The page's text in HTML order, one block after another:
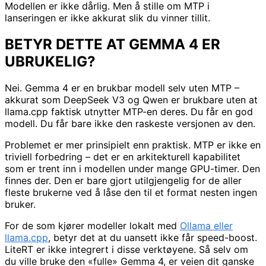
Modellen er ikke dårlig. Men å stille om MTP i
lanseringen er ikke akkurat slik du vinner tillit.
BETYR DETTE AT GEMMA 4 ER
UBRUKELIG?
Nei. Gemma 4 er en brukbar modell selv uten MTP –
akkurat som DeepSeek V3 og Qwen er brukbare uten at
llama.cpp faktisk utnytter MTP-en deres. Du får en god
modell. Du får bare ikke den raskeste versjonen av den.
Problemet er mer prinsipielt enn praktisk. MTP er ikke en
triviell forbedring – det er en arkitekturell kapabilitet
som er trent inn i modellen under mange GPU-timer. Den
finnes der. Den er bare gjort utilgjengelig for de aller
fleste brukerne ved å låse den til et format nesten ingen
bruker.
For de som kjører modeller lokalt med Ollama eller
llama.cpp, betyr det at du uansett ikke får speed-boost.
LiteRT er ikke integrert i disse verktøyene. Så selv om
du ville bruke den «fulle» Gemma 4, er veien dit ganske